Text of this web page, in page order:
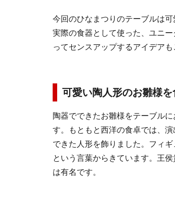
今回のひなまつりのテーブルは
実際の食器として使った、ユニ
ってセンスアップするアイデアも
可愛い陶人形のお雛様
陶器でできたお雛様をテーブル
す。もともと西洋の食卓では、
できた人形を飾りました。フィ
という言葉からきています。王
は有名です。